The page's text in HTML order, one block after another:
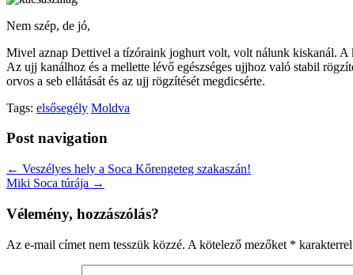
Nem szép, de jó,
Mivel aznap Dettivel a tízóraink joghurt volt, volt nálunk kiskanál. A
Az ujj kanálhoz és a mellette lévő egészséges ujjhoz való stabil
orvos a seb ellátását és az ujj rögzítését megdicsérte.
Tags: elsősegély Moldva
Post navigation
← Veszélyes hely a Soca Kőrengeteg szakaszán!
Miki Soca túrája →
Vélemény, hozzászólás?
Az e-mail címet nem tesszük közzé. A kötelező mezőket *